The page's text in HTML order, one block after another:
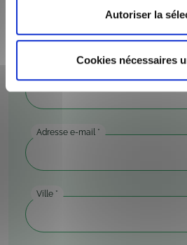
Autoriser la
Cookies nécessaires
Adresse e-mail *
Ville *